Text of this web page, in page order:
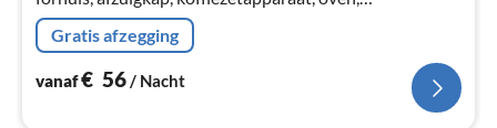
koel-/vriescombinatie), woon/eetkamer(2-pers.
slaapbank, TV(satelliet), eettafel)
Gratis afzegging
vanaf€ 56/ Nacht